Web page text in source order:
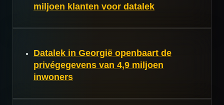
miljoen klanten voor datalek
Datalek in Georgië openbaart de
privégegevens van 4,9 miljoen
inwoners